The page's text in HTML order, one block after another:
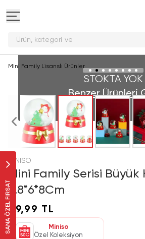
Ürün, kategor
SANA ÖZEL FIRSAT
Mini Family Lisanslı Ürünler
STOKTA YOK
Benzer Ürünleri
MINISO
Mini Family Serisi
5.8*6*8Cm
99,99 TL
Miniso
Özel Koleksiyon